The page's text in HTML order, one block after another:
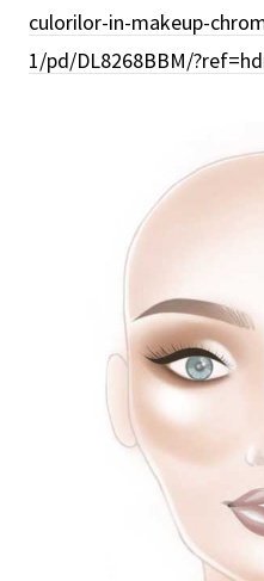
culorilor-in-makeup-
1/pd/DL8268BBM/